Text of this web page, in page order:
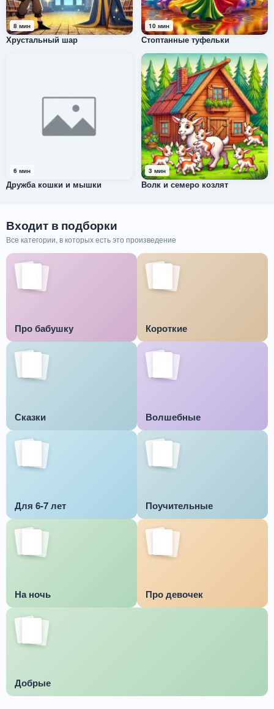
8 мин
Хрустальный шар
10 мин
Стоптанные туфельки
6 мин
Дружба кошки и мышки
3 мин
Волк и семеро козлят
Входит в подборки
Все категории, в которых есть это произведение
Про бабушку Короткие
Сказки Волшебные
Для 6-7 лет Поучительные
На ночь Про девочек
Добрые